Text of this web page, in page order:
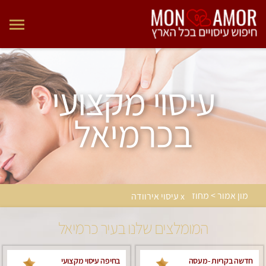
עיסוי מקצועי
בכרמיאל
מון אמור > מחוז x עיסוי אירוודה
המומלצים שלנו בעיר כרמיאל
חדשה בקריות -מעסה
בחיפה עיסוי מקצועי